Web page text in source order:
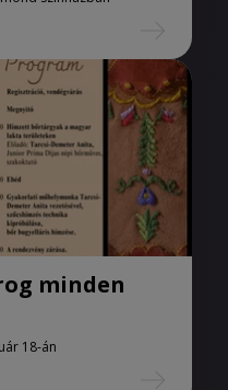
minden
18-án